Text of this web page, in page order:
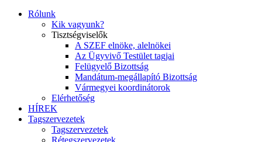
Rólunk
Kik vagyunk?
Tisztségviselők
A SZEF elnöke, alelnökei
Az Ügyvivő Testület tagjai
Felügyelő Bizottság
Mandátum-megállapító Bizottság
Vármegyei koordinátorok
Elérhetőség
HÍREK
Tagszervezetek
Tagszervezetek